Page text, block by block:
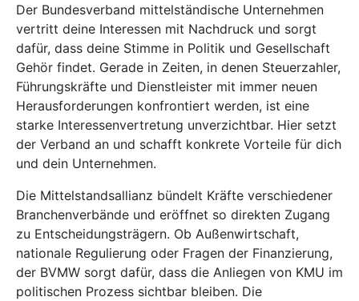
Der Bundesverband mittelständische Unternehmen
vertritt deine Interessen mit Nachdruck und sorgt
dafür, dass deine Stimme in Politik und Gesellschaft
Gehör findet. Gerade in Zeiten, in denen Steuerzahler,
Führungskräfte und Dienstleister mit immer neuen
Herausforderungen konfrontiert werden, ist eine
starke Interessenvertretung unverzichtbar. Hier setzt
der Verband an und schafft konkrete Vorteile für dich
und dein Unternehmen.
Die Mittelstandsallianz bündelt Kräfte verschiedener
Branchenverbände und eröffnet so direkten Zugang
zu Entscheidungsträgern. Ob Außenwirtschaft,
nationale Regulierung oder Fragen der Finanzierung,
der BVMW sorgt dafür, dass die Anliegen von KMU im
politischen Prozess sichtbar bleiben. Die